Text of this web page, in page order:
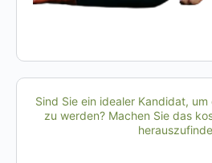
Sind Sie ein idealer Kandidat,
zu werden? Machen Sie das